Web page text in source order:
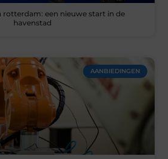
een nieuwe start in de
havenstad
AANBIEDINGEN